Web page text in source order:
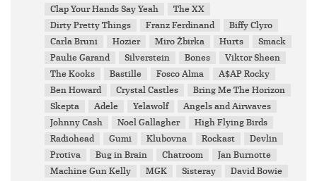
Clap Your Hands Say Yeah
The XX
Dirty Pretty Things
Franz Ferdinand
Biffy Clyro
Carla Bruni
Hozier Miro Žbirka Hurts
Smack
Paulie Garand
Silverstein Bones
Viktor Sheen
The Kooks
Bastille Fosco Alma
A$AP Rocky
Ben Howard
Crystal Castles
Bring Me The Horizon
Skepta
Adele Yelawolf
Angels and Airwaves
Johnny Cash
Noel Gallagher
High Flying Birds
Radiohead
Gumi Klubovna Rockast
Devlin
Protiva
Bug in Brain Chatroom
Jan Burnotte
Machine Gun Kelly
MGK Sisteray
David Bowie